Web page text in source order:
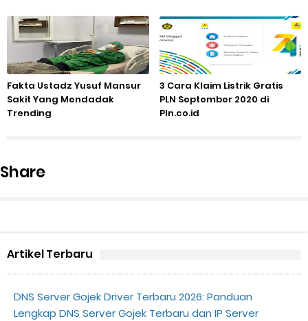
Fakta Ustadz Yusuf Mansur
Sakit Yang Mendadak
Trending
3 Cara Klaim Listrik Gratis
PLN September 2020 di
Pln.co.id
Share
Artikel Terbaru
DNS Server Gojek Driver Terbaru 2026: Panduan
Lengkap DNS Server Gojek Terbaru dan IP Server